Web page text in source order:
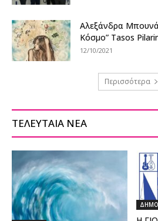
Αλεξάνδρα
Κόσμο” Tasos
12/10/2021
Περισσότερα
ΤΕΛΕΥΤΑΙΑ ΝΕΑ